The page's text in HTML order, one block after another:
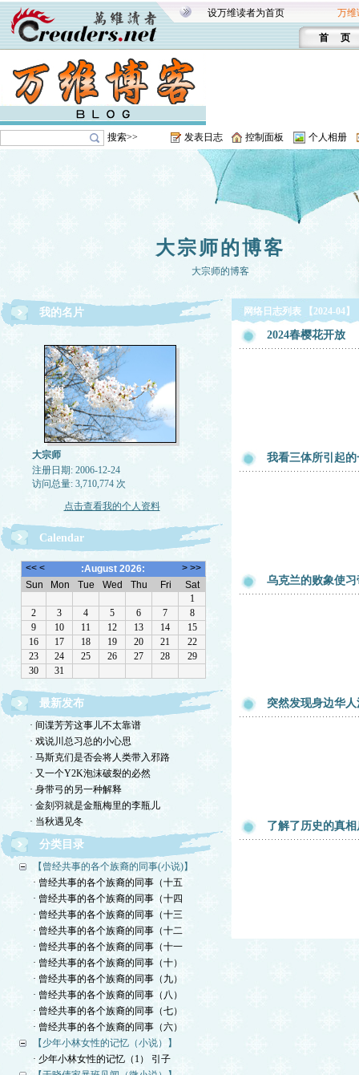
设万维读者为首页 万维
首 页
搜索>> 发表日志 控制面板 个人相册
大宗师的博客
大宗师的博客
我的名片
大宗师
注册日期: 2006-12-24
访问总量: 3,710,774 次
点击查看我的个人资料
Calendar
最新发布
· 间谍芳芳这事儿不太靠谱
· 戏说川总习总的小心思
· 马斯克们是否会将人类带入邪路
· 又一个Y2K泡沫破裂的必然
· 身带弓的另一种解释
· 金刻羽就是金瓶梅里的李瓶儿
· 当秋遇见冬
分类目录
【曾经共事的各个族裔的同事(小说)】
· 曾经共事的各个族裔的同事（十五
· 曾经共事的各个族裔的同事（十四
· 曾经共事的各个族裔的同事（十三
· 曾经共事的各个族裔的同事（十二
· 曾经共事的各个族裔的同事（十一
· 曾经共事的各个族裔的同事（十）
· 曾经共事的各个族裔的同事（九）
· 曾经共事的各个族裔的同事（八）
· 曾经共事的各个族裔的同事（七）
· 曾经共事的各个族裔的同事（六）
【少年小林女性的记忆（小说）】
· 少年小林女性的记忆（1） 引子
网络日志列表 【2024-04】
2024春樱花开放
我看三体所引起
乌克兰的败象使
突然发现身边华
了解了历史的真